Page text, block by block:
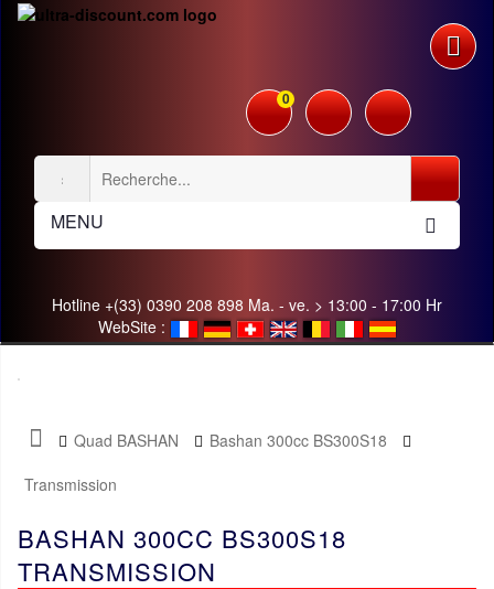
0
MENU
Hotline +(33) 0390 208 898 Ma. - ve. > 13:00 - 17:00 Hr
WebSite :
Quad BASHAN
Bashan 300cc BS300S18
Transmission
BASHAN 300CC BS300S18
TRANSMISSION